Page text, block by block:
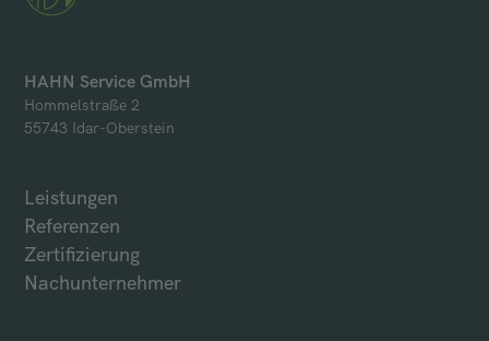
HAHN Service GmbH
Hommelstraße 2
55743 Idar-Oberstein
Leistungen
Referenzen
Zertifizierung
Nachunternehmer